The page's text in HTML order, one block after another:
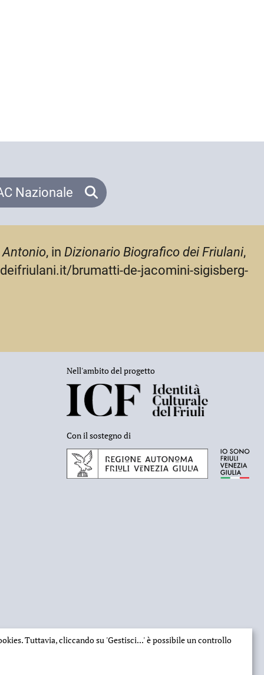
Nazionale
, in Dizionario Biografico dei Friulani,
brumatti-de-jacomini-sigisberg-
Nell'ambito del progetto
Con il sostegno di
Tuttavia, cliccando su 'Gestisci...'è possibile un controllo